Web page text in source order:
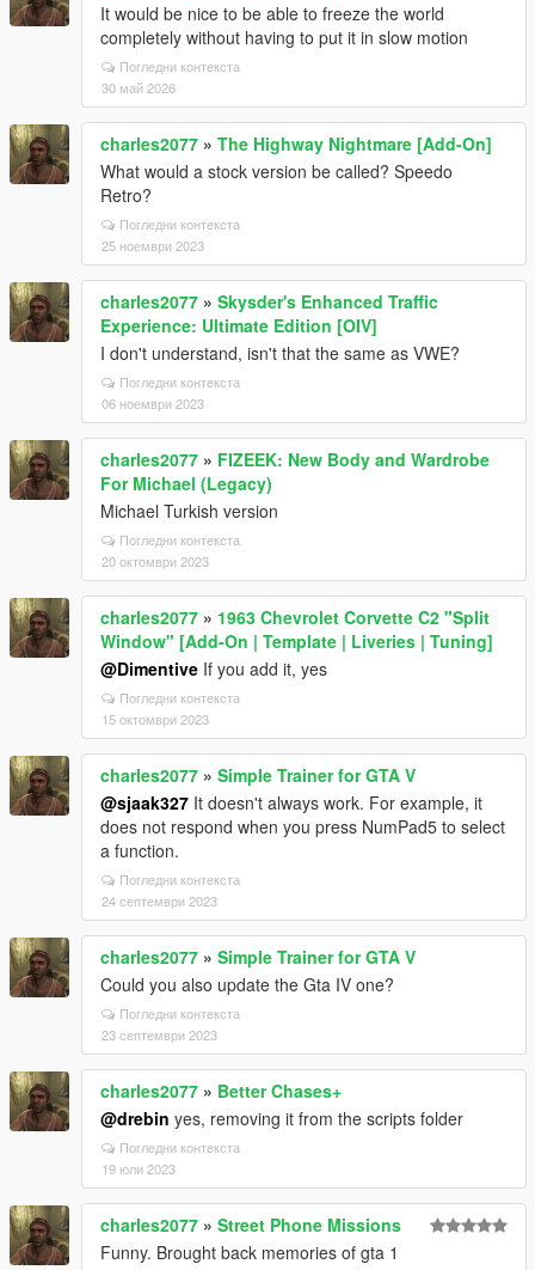
It would be nice to be able to freeze the world
completely without having to put it in slow motion
Погледни контекста
30 май 2026
charles2077 » The Highway Nightmare [Add-On]
What would a stock version be called? Speedo
Retro?
Погледни контекста
25 ноември 2023
charles2077 » Skysder's Enhanced Traffic
Experience: Ultimate Edition [OIV]
I don't understand, isn't that the same as VWE?
Погледни контекста
06 ноември 2023
charles2077 » FIZEEK: New Body and Wardrobe
For Michael (Legacy)
Michael Turkish version
Погледни контекста
20 октомври 2023
charles2077 » 1963 Chevrolet Corvette C2 "Split
Window" [Add-On | Template | Liveries | Tuning]
@Dimentive If you add it, yes
Погледни контекста
15 октомври 2023
charles2077 » Simple Trainer for GTA V
@sjaak327 It doesn't always work. For example, it
does not respond when you press NumPad5 to select
a function.
Погледни контекста
24 септември 2023
charles2077 » Simple Trainer for GTA V
Could you also update the Gta IV one?
Погледни контекста
23 септември 2023
charles2077 » Better Chases+
@drebin yes, removing it from the scripts folder
Погледни контекста
19 юли 2023
charles2077 » Street Phone Missions
Funny. Brought back memories of gta 1